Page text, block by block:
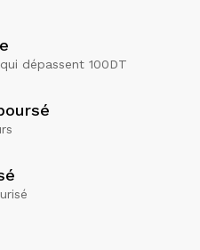
dépassent 100DT